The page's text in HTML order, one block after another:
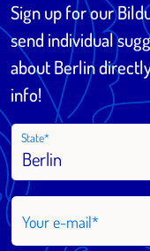
Sign up for our
send individual
about Berlin
info!
State
Your e-mail